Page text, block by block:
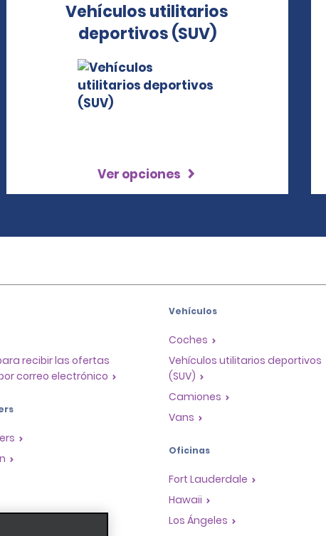
Vehículos utilitarios
deportivos (SUV)
Ver opciones
recibir las ofertas
correo electrónico
Vehículos
Coches
Vehículos utilitarios deportivos
(SUV)
Camiones
Vans
Oficinas
Fort Lauderdale
Hawaii
Los Ángeles